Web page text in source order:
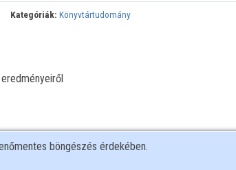
Kategóriák: Könyvtártudomány
böngészés érdekében.